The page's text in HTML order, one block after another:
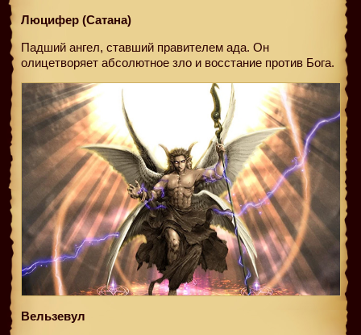
Люцифер (Сатана)
Падший ангел, ставший правителем ада. Он
олицетворяет абсолютное зло и восстание против Бога.
Вельзевул